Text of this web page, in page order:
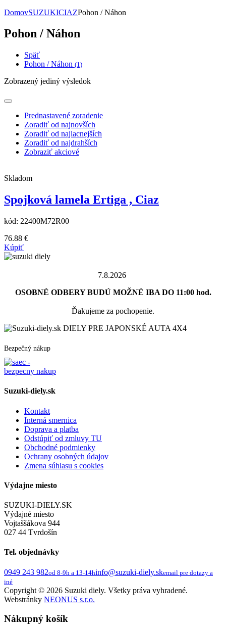
DomovSUZUKICIAZPohon / Náhon
Pohon / Náhon
Späť
Pohon / Náhon (1)
Zobrazený jediný výsledok
Prednastavené zoradenie
Zoradiť od najnovších
Zoradiť od najlacnejších
Zoradiť od najdrahších
Zobraziť akciové
Skladom
Spojková lamela Ertiga , Ciaz
kód: 22400M72R00
76.88 €
Kúpiť
7.8.2026
OSOBNÉ ODBERY BUDÚ MOŽNÉ IBA DO 11:00 hod.
Ďakujeme za pochopenie.
DIELY PRE JAPONSKÉ AUTA 4X4
Bezpečný nákup
Suzuki-diely.sk
Kontakt
Interná smernica
Doprava a platba
Odstúpiť od zmluvy TU
Obchodné podmienky
Ochrany osobných údajov
Zmena súhlasu s cookies
Výdajne miesto
SUZUKI-DIELY.SK
Výdajné miesto
Vojtaššákova 944
027 44 Tvrdošín
Tel. objednávky
0949 243 982od 8-9h a 13-14hinfo@suzuki-diely.skemail pre dotazy a
iné
Copyright © 2026 Suzuki diely. Všetky práva vyhradené.
Webstránky NEONUS s.r.o.
Nákupný košík